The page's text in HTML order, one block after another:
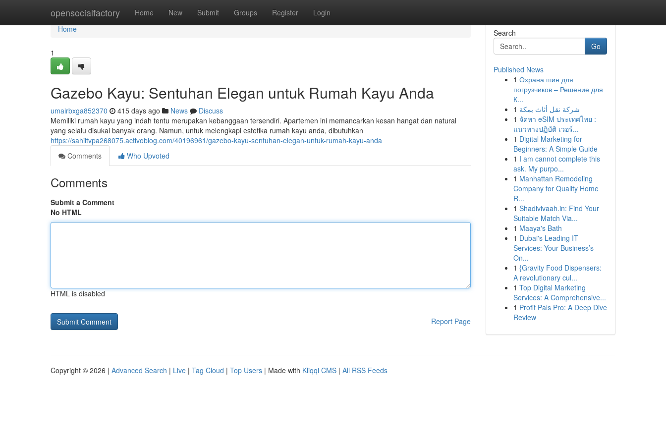
opensocialfactory Home New Submit Groups Register Login
Home
Home
1
Gazebo Kayu: Sentuhan Elegan untuk Rumah Kayu Anda
umairbxga852370 415 days ago News
Discuss
Memiliki rumah kayu yang indah tentu merupakan kebanggaan tersendiri. Apartemen ini memancarkan kesan hangat dan natural
yang selalu disukai banyak orang. Namun, untuk melengkapi estetika rumah kayu anda, dibutuhkan
https://sahiltvpa268075.activoblog.com/40196961/gazebo-kayu-sentuhan-elegan-untuk-rumah-kayu-anda
Comments
Who Upvoted
Comments
Submit a Comment
No HTML
HTML is disabled
Report Page
Search
Go
Published News
1 Охрана шин для
погрузчиков – Решение для
К...
1 شركة نقل أثاث بمكة
1 จัดหา eSIM ประเทศไทย :
แนวทางปฏิบัติ เวอร์...
1 Digital Marketing for
Beginners: A Simple Guide
1 I am cannot complete this
ask. My purpo...
1 Manhattan Remodeling
Company for Quality Home
R...
1 Shadivivaah.in: Find Your
Suitable Match Via...
1 Maaya's Bath
1 Dubai's Leading IT
Services: Your Business’s
On...
1 {Gravity Food Dispensers:
A revolutionary cul...
1 Top Digital Marketing
Services: A Comprehensive...
1 Profit Pals Pro: A Deep Dive
Review
Copyright © 2026 | Advanced Search | Live | Tag Cloud | Top Users | Made with Kliqqi CMS | All RSS Feeds